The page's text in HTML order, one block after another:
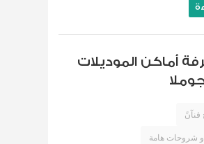
أماكن الموديلات
فنآنً
شروحات هامة